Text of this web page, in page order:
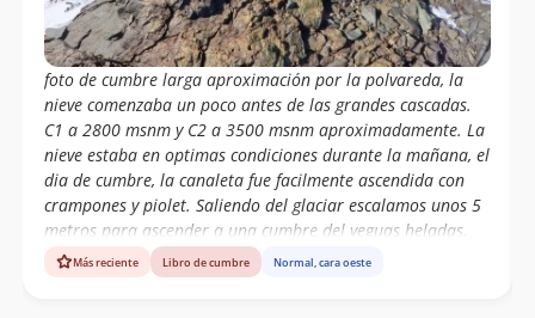
foto de cumbre larga aproximación por la polvareda, la
nieve comenzaba un poco antes de las grandes cascadas.
C1 a 2800 msnm y C2 a 3500 msnm aproximadamente. La
nieve estaba en optimas condiciones durante la mañana, el
dia de cumbre, la canaleta fue facilmente ascendida con
crampones y piolet. Saliendo del glaciar escalamos unos 5
metros para ascender a una cumbre del yeguas heladas,
marcando el GPS 4772 msnm, sin embargo hacia el sur, se
divisaba un picacho mas alto que los mapas marcan como
Más reciente Libro de cumbre Normal, cara oeste